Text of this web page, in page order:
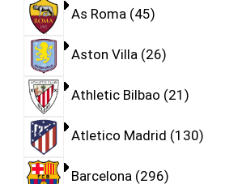
As Roma 45
Aston Villa 26
Athletic Bilbao 21
Atletico Madrid 130
Barcelona 296